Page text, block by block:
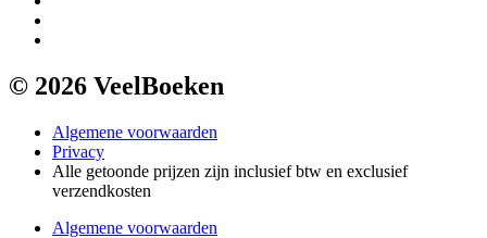
© 2026 VeelBoeken
Algemene voorwaarden
Privacy
Alle getoonde prijzen zijn inclusief btw en exclusief
verzendkosten
Algemene voorwaarden